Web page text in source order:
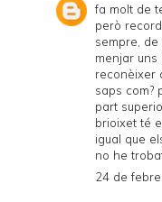
fa molt de
però
sempre,
menjar
reconèixer
saps com?
part
brioixet té
igual que
no he
24 de